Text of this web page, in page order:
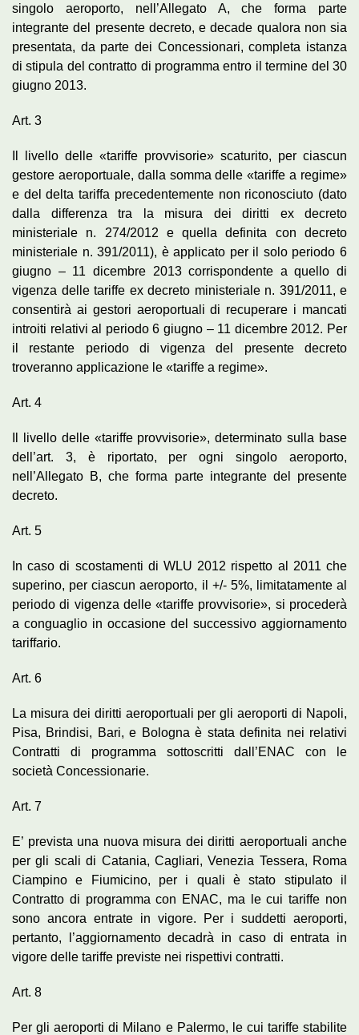
singolo aeroporto, nell’Allegato A, che forma parte
integrante del presente decreto, e decade qualora non sia
presentata, da parte dei Concessionari, completa istanza
di stipula del contratto di programma entro il termine del 30
giugno 2013.
Art. 3
Il livello delle «tariffe provvisorie» scaturito, per ciascun
gestore aeroportuale, dalla somma delle «tariffe a regime»
e del delta tariffa precedentemente non riconosciuto (dato
dalla differenza tra la misura dei diritti ex decreto
ministeriale n. 274/2012 e quella definita con decreto
ministeriale n. 391/2011), è applicato per il solo periodo 6
giugno – 11 dicembre 2013 corrispondente a quello di
vigenza delle tariffe ex decreto ministeriale n. 391/2011, e
consentirà ai gestori aeroportuali di recuperare i mancati
introiti relativi al periodo 6 giugno – 11 dicembre 2012. Per
il restante periodo di vigenza del presente decreto
troveranno applicazione le «tariffe a regime».
Art. 4
Il livello delle «tariffe provvisorie», determinato sulla base
dell’art. 3, è riportato, per ogni singolo aeroporto,
nell’Allegato B, che forma parte integrante del presente
decreto.
Art. 5
In caso di scostamenti di WLU 2012 rispetto al 2011 che
superino, per ciascun aeroporto, il +/- 5%, limitatamente al
periodo di vigenza delle «tariffe provvisorie», si procederà
a conguaglio in occasione del successivo aggiornamento
tariffario.
Art. 6
La misura dei diritti aeroportuali per gli aeroporti di Napoli,
Pisa, Brindisi, Bari, e Bologna è stata definita nei relativi
Contratti di programma sottoscritti dall’ENAC con le
società Concessionarie.
Art. 7
E’ prevista una nuova misura dei diritti aeroportuali anche
per gli scali di Catania, Cagliari, Venezia Tessera, Roma
Ciampino e Fiumicino, per i quali è stato stipulato il
Contratto di programma con ENAC, ma le cui tariffe non
sono ancora entrate in vigore. Per i suddetti aeroporti,
pertanto, l’aggiornamento decadrà in caso di entrata in
vigore delle tariffe previste nei rispettivi contratti.
Art. 8
Per gli aeroporti di Milano e Palermo, le cui tariffe stabilite